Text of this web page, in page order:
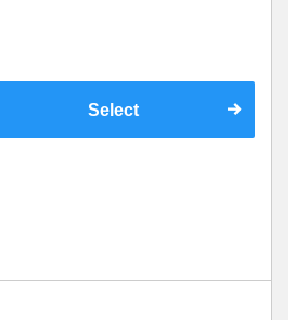
Select